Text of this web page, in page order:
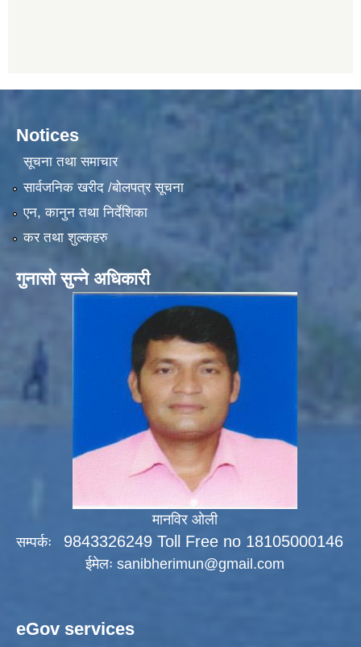
Notices
सूचना तथा समाचार
सार्वजनिक खरीद /बोलपत्र सूचना
एन, कानुन तथा निर्देशिका
कर तथा शुल्कहरु
गुनासो सुन्ने अधिकारी
मानविर ओली
सम्पर्कः 9843326249 Toll Free no 18105000146
ईमेलः sanibherimun@gmail.com
eGov services